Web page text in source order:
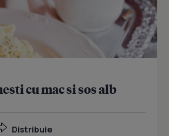
cu mac si sos alb
Distribuie